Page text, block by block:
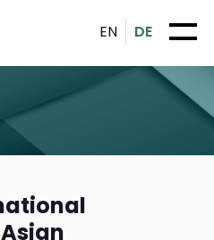
EN DE